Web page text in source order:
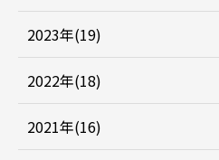
2023年(19)
2022年(18)
2021年(16)